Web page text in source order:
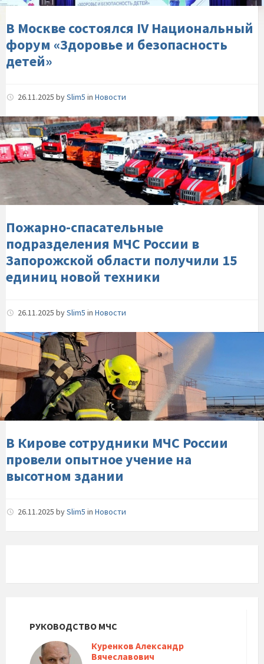
и-
безопасность-
детей»
В Москве состоялся IV Национальный
форум «Здоровье и безопасность
детей»
26.11.2025 bySlim5 in Новости
Пожарно-
спасательные-
подразделения-
МЧС-
России-
в-
Запорожской-
области-
единиц-
новой-
техники
Пожарно-спасательные
подразделения МЧС России в
Запорожской области получили 15
единиц новой техники
26.11.2025 bySlim5 in Новости
Кирове-
сотрудники-
МЧС-
России-
провели-
опытное-
учение-
высотном-
В Кирове сотрудники МЧС России
провели опытное учение на
высотном здании
26.11.2025 bySlim5 in Новости
РУКОВОДСТВО МЧС
Куренков Александр
Вячеславович